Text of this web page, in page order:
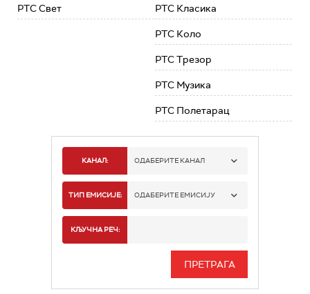
РТС Свет РТС Класика
РТС Коло
РТС Трезор
РТС Музика
РТС Полетарац
КАНАЛ: ОДАБЕРИТЕ КАНАЛ
РТС 1
РТС 3
ТИП ЕМИСИЈЕ: ОДАБЕРИТЕ ЕМИСИЈУ
ИНФО
КЉУЧНА РЕЧ: